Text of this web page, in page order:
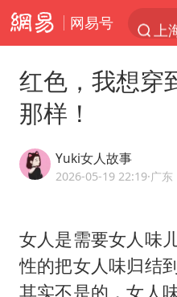
网易号
红色，我想穿
那样！
Yuki女人故事
2026-05-19 22:19·广东
女人是需要女人味
性的把女人味归结
其实不是的，女人